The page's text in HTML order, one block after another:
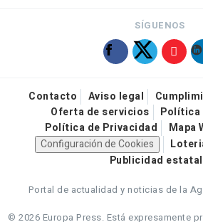
SÍGUENOS
Contacto Aviso legal
Oferta de servicios
Política
Política de Privacidad
Mapa
Configuración de Cookies
Publicidad estatal
Portal de actualidad y noticias de la
© 2026 Europa Press. Está expresamente